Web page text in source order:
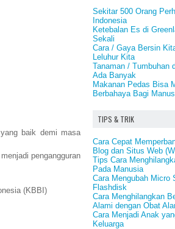
baik demi masa
pengangguran
(KBBI)
Sekitar 500 Orang
Indonesia
Ketebalan Es di
Sekali
Cara / Gaya Bersin
Leluhur Kita
Tanaman / Tumbuhan
Ada Banyak
Makanan Pedas Bisa
Berbahaya Bagi
TIPS & TRIK
Cara Cepat
Blog dan Situs Web
Tips Cara
Pada Manusia
Cara Mengubah Micro
Flashdisk
Cara Menghilangkan
Alami dengan Obat
Cara Menjadi Anak
Keluarga